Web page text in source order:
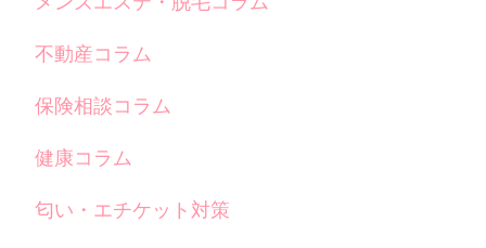
不動産コラム
保険相談コラム
健康コラム
匂い・エチケット対策